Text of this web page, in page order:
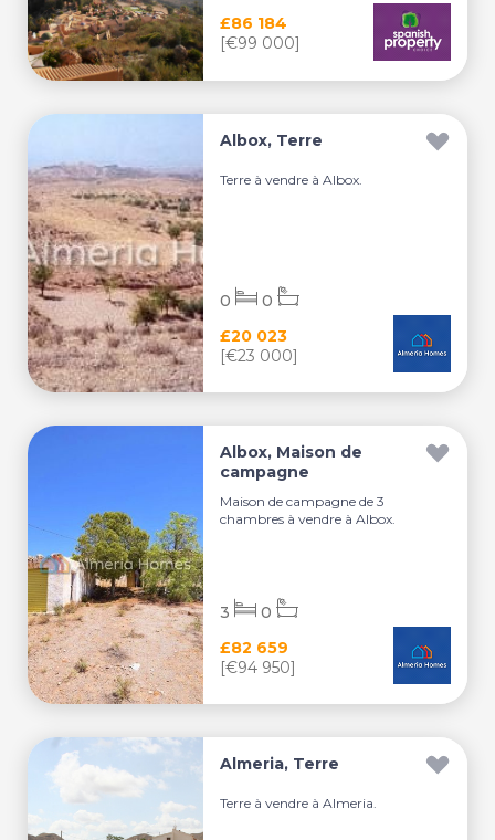
£86 184
[€99 000]
Albox, Terre
Terre à vendre à Albox.
£20 023
[€23 000]
0 0
Albox, Maison de
campagne
Maison de campagne de 3
chambres à vendre à Albox.
£82 659
[€94 950]
3 0
Almeria, Terre
Terre à vendre à Almeria.